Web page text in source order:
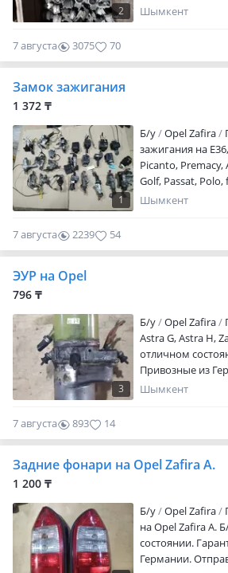
2
w203, Octavia,
Шымкент
7 августа 3075 70
Замок зажигания
1 372 ₸
1
Б/y Opel Zafira
зажигания на
Picanto, Premacy,
Golf, Passat, Polo,
Octavia, Sportage,
Vitara, Verso,
Шымкент
7 августа 2239 54
ЭУР на Opel
796 ₸
3
Б/y Opel Zafira
Astra G, Astra H,
отличном
Привозные из
регионы.
Шымкент
7 августа 893 14
Задние фонари на Opel Zafira A.
1 200 ₸
Б/y Opel Zafira
на Opel Zafira A.
состоянии.
Германии.